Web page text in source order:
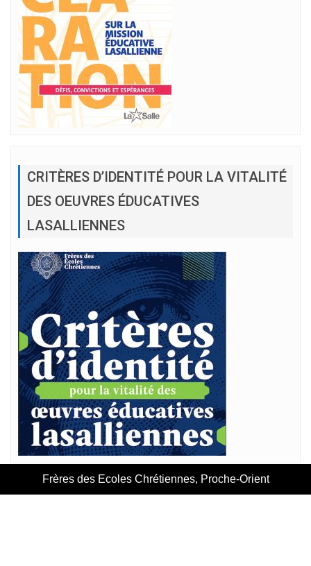
CRITÈRES D’IDENTITÉ POUR LA VITALITÉ
DES OEUVRES ÉDUCATIVES
LASALLIENNES
Frères des Ecoles Chrétiennes, Proche-Orient